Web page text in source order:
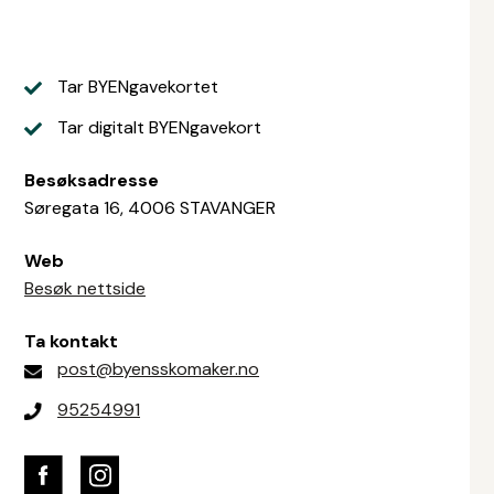
Tar BYENgavekortet
Tar digitalt BYENgavekort
Besøksadresse
Søregata 16, 4006 STAVANGER
Web
Besøk nettside
Ta kontakt
post@byensskomaker.no
95254991